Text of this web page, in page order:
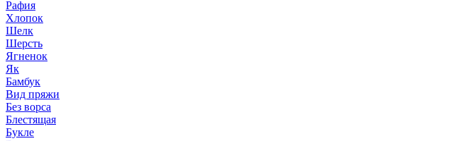
Рафия
Хлопок
Шелк
Шерсть
Ягненок
Як
Бамбук
Вид пряжи
Без ворса
Блестящая
Букле